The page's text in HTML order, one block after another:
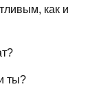
как и
ты?